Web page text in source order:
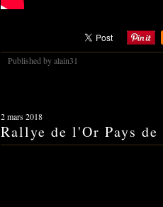
Published by alain31
2 mars 2018
Rallye de l'Or Pays de